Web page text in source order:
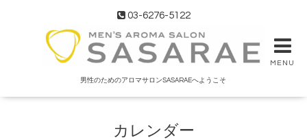
03-6276-5122
MENU
男性のためのアロマサロンSASARAEへようこそ
カレンダー